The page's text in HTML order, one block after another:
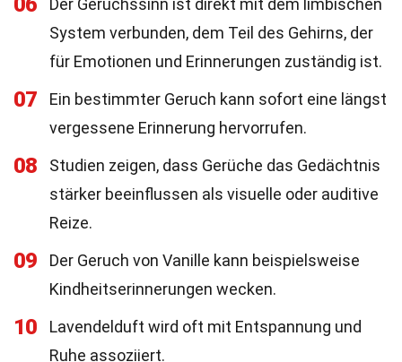
Der Geruchssinn ist direkt mit dem limbischen
System verbunden, dem Teil des Gehirns, der
für Emotionen und Erinnerungen zuständig ist.
07
Ein bestimmter Geruch kann sofort eine längst
vergessene Erinnerung hervorrufen.
08
Studien zeigen, dass Gerüche das Gedächtnis
stärker beeinflussen als visuelle oder auditive
Reize.
09
Der Geruch von Vanille kann beispielsweise
Kindheitserinnerungen wecken.
10
Lavendelduft wird oft mit Entspannung und
Ruhe assoziiert.